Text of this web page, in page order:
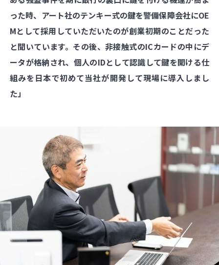
った時、アート社のテンキー式の鍵を警備保障会社にOE
Mとして採用していただいたのが創業初期のことだった
と聞いています。その後、非接触式のICカードの中にデ
ータが格納され、個人のIDとして認識して鍵を開ける仕
組みを日本で初めて当社が開発して現場に導入しまし
た」